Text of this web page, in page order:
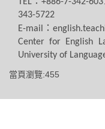
343-5722
E-mail
：
Center for English
University of
當頁瀏覽:455